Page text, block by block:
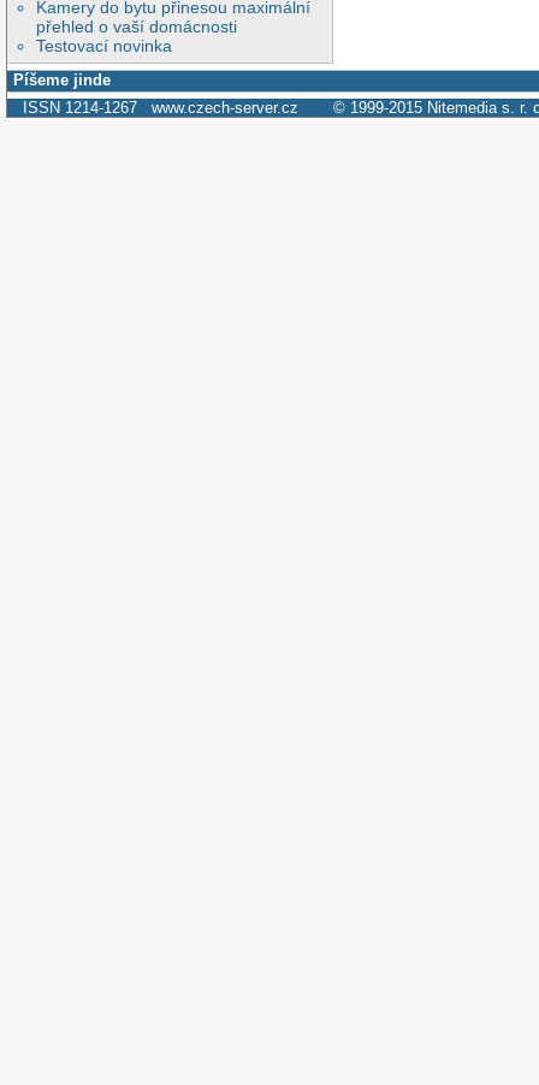
Kamery do bytu přinesou maximální
přehled o vaší domácnosti
Testovací novinka
Píšeme jinde
ISSN 1214-1267 www.czech-server.cz © 1999-2015 Nitemedia s. r.